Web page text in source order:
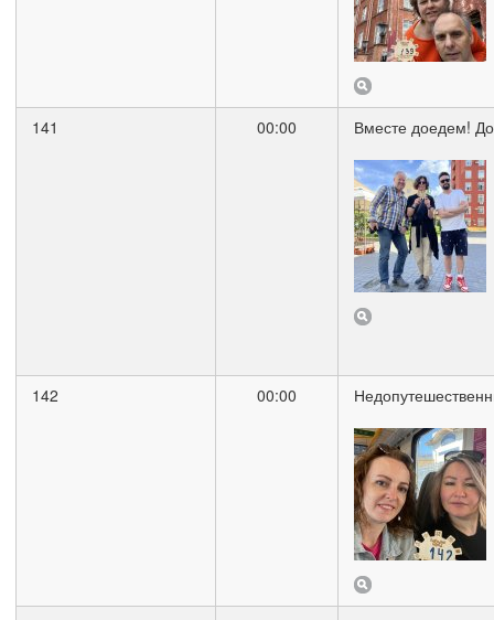
141 00:00 Вместе доедем!
142 00:00